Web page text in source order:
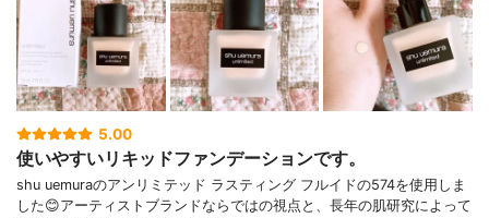
5.00
使いやすいリキッドファンデーションです。
shu uemuraのアンリミテッド ラスティング フルイドの574を使用しま
した😊アーティストブランドならではの視点と、長年の肌研究によって